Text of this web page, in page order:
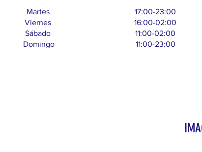
Martes
Viernes
Sábado
Domingo
17:00-23:00
16:00-02:00
11:00-02:00
11:00-23:00